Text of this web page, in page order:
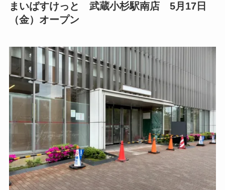
まいばすけっと 武蔵小杉駅南店 5月17日
（金）オープン